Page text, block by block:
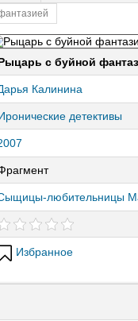
с буйной
Калинина
детективы
любительницы
Избранное